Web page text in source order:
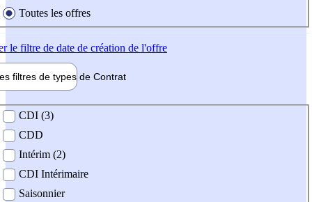
Toutes les offres
le filtre de date de création de l'offre
filtres de types de Contrat
contrat
CDI (3)
CDD
Intérim (2)
CDI Intérimaire
Saisonnier